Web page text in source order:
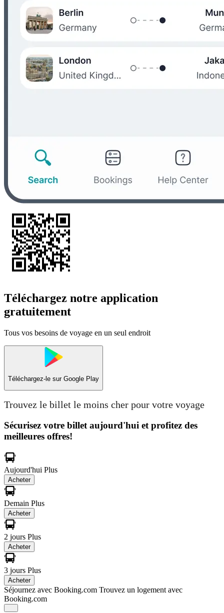
Téléchargez notre application
gratuitement
Tous vos besoins de voyage en un seul endroit
Téléchargez-le sur Google Play
Trouvez le billet le moins cher pour votre voyage
Sécurisez votre billet aujourd'hui et profitez des
meilleures offres!
Aujourd'hui Plus
Acheter
Demain Plus
Acheter
2 jours Plus
Acheter
3 jours Plus
Acheter
Séjournez avec Booking.com Trouvez un logement avec
Booking.com